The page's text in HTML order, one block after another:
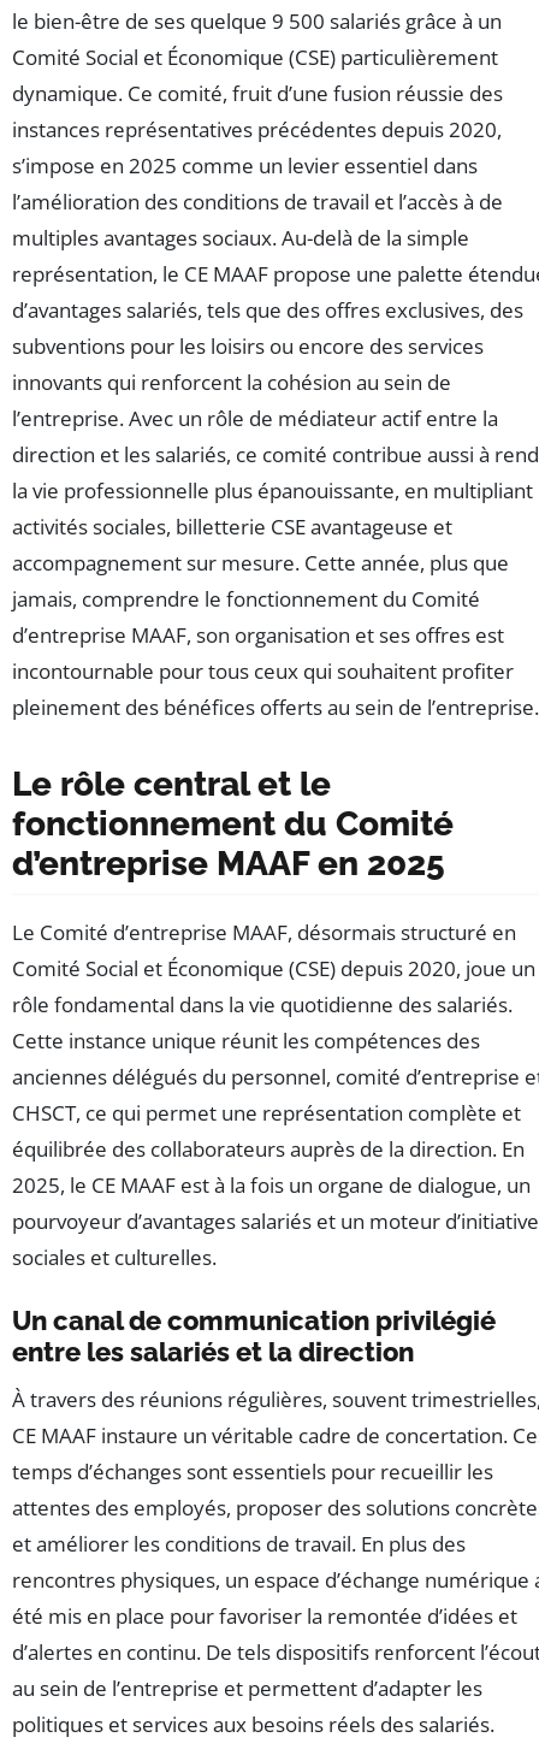
le bien-être de ses quelque 9 500 salariés grâce à un
Comité Social et Économique (CSE) particulièrement
dynamique. Ce comité, fruit d’une fusion réussie des
instances représentatives précédentes depuis 2020,
s’impose en 2025 comme un levier essentiel dans
l’amélioration des conditions de travail et l’accès à de
multiples avantages sociaux. Au-delà de la simple
représentation, le CE MAAF propose une palette
d’avantages salariés, tels que des offres exclusives, des
subventions pour les loisirs ou encore des services
innovants qui renforcent la cohésion au sein de
l’entreprise. Avec un rôle de médiateur actif entre la
direction et les salariés, ce comité contribue aussi à
la vie professionnelle plus épanouissante, en multipliant
activités sociales, billetterie CSE avantageuse et
accompagnement sur mesure. Cette année, plus que
jamais, comprendre le fonctionnement du Comité
d’entreprise MAAF, son organisation et ses offres est
incontournable pour tous ceux qui souhaitent profiter
pleinement des bénéfices offerts au sein de l’entreprise.
Le rôle central et le
fonctionnement du Comité
d’entreprise MAAF en 2025
Le Comité d’entreprise MAAF, désormais structuré en
Comité Social et Économique (CSE) depuis 2020, joue un
rôle fondamental dans la vie quotidienne des salariés.
Cette instance unique réunit les compétences des
anciennes délégués du personnel, comité d’entreprise
CHSCT, ce qui permet une représentation complète et
équilibrée des collaborateurs auprès de la direction. En
2025, le CE MAAF est à la fois un organe de dialogue, un
pourvoyeur d’avantages salariés et un moteur
sociales et culturelles.
Un canal de communication privilégié
entre les salariés et la direction
À travers des réunions régulières, souvent
CE MAAF instaure un véritable cadre de concertation.
temps d’échanges sont essentiels pour recueillir les
attentes des employés, proposer des solutions
et améliorer les conditions de travail. En plus des
rencontres physiques, un espace d’échange numérique
été mis en place pour favoriser la remontée d’idées et
d’alertes en continu. De tels dispositifs renforcent
au sein de l’entreprise et permettent d’adapter les
politiques et services aux besoins réels des salariés.